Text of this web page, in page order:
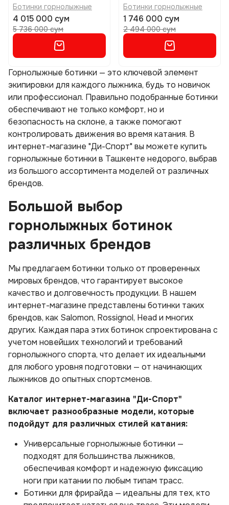
Ботинки горнолыжные
4 015 000 сум
5 736 000 сум
Ботинки горнолыжные
1 746 000 сум
2 494 000 сум
Горнолыжные ботинки — это ключевой элемент
экипировки для каждого лыжника, будь то новичок
или профессионал. Правильно подобранные ботинки
обеспечивают не только комфорт, но и
безопасность на склоне, а также помогают
контролировать движения во время катания. В
интернет-магазине "Ди-Спорт" вы можете купить
горнолыжные ботинки в Ташкенте недорого, выбрав
из большого ассортимента моделей от различных
брендов.
Большой выбор
горнолыжных ботинок
различных брендов
Мы предлагаем ботинки только от проверенных
мировых брендов, что гарантирует высокое
качество и долговечность продукции. В нашем
интернет-магазине представлены ботинки таких
брендов, как Salomon, Rossignol, Head и многих
других. Каждая пара этих ботинок спроектирована с
учетом новейших технологий и требований
горнолыжного спорта, что делает их идеальными
для любого уровня подготовки — от начинающих
лыжников до опытных спортсменов.
Каталог интернет-магазина "Ди-Спорт"
включает разнообразные модели, которые
подойдут для различных стилей катания:
Универсальные горнолыжные ботинки —
подходят для большинства лыжников,
обеспечивая комфорт и надежную фиксацию
ноги при катании по любым типам трасс.
Ботинки для фрирайда — идеальны для тех, кто